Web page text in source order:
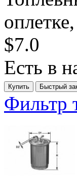
$7.0
Есть в
Фильтр